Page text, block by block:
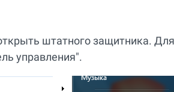
штатного защитника.
управления".